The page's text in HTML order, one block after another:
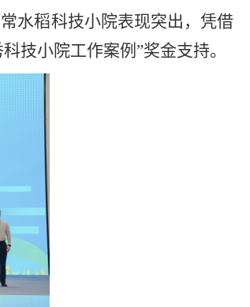
水稻科技小院表现突出，凭借
技小院工作案例”奖金支持。